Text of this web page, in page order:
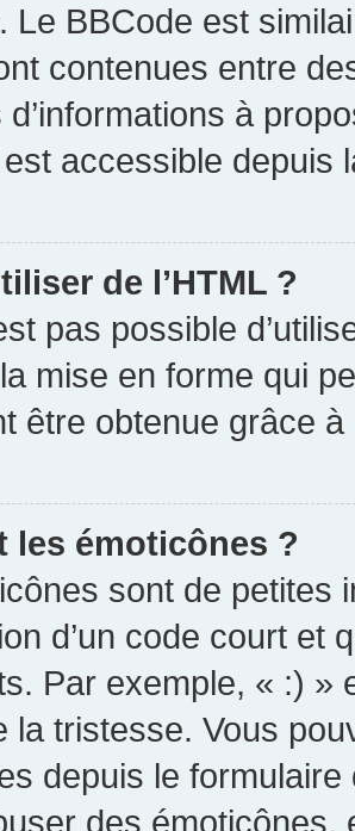
Le BBCode est
contenues entre
d’informations à
accessible depuis
de l’HTML ?
pas possible
mise en forme qui
être obtenue grâce à
les émoticônes ?
sont de petites
d’un code court et
Par exemple, « :) »
la tristesse. Vous
depuis le
des